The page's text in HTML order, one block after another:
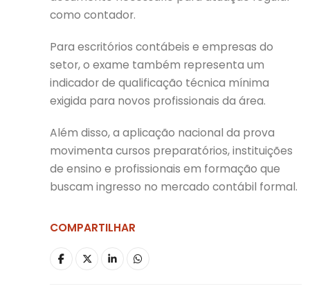
como contador.
Para escritórios contábeis e empresas do
setor, o exame também representa um
indicador de qualificação técnica mínima
exigida para novos profissionais da área.
Além disso, a aplicação nacional da prova
movimenta cursos preparatórios, instituições
de ensino e profissionais em formação que
buscam ingresso no mercado contábil formal.
COMPARTILHAR